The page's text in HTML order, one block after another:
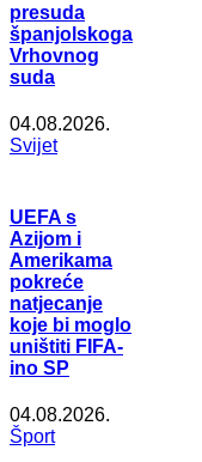
presuda
španjolskoga
Vrhovnog
suda
04.08.2026.
Svijet
UEFA s
Azijom i
Amerikama
pokreće
natjecanje
koje bi moglo
uništiti FIFA-
ino SP
04.08.2026.
Šport